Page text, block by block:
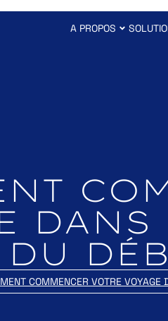
A PROPOS
COMMENCER VOTRE VOYAGE